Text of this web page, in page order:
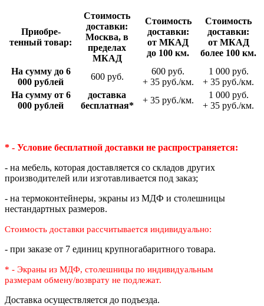
Приобре­
тенный товар:
Стои­мость
доставки:
Москва, в
пределах
МКАД
Стои­мость
доставки:
от МКАД
до 100 км.
Стои­мость
доставки:
от МКАД
более 100 км.
На сумму до 6
000 рублей
600 руб.
600 руб.
+ 35 руб./км.
1 000 руб.
+ 35 руб./км.
На сумму от 6
000 рублей
доставка
беспла­тная*
+ 35 руб./км.
1 000 руб.
+ 35 руб./км.
* - Условие бесплатной доставки не распространяется:
- на мебель, которая доставляется со складов других
производителей или изготавливается под заказ;
- на термоконтейнеры, экраны из МДФ и столешницы
нестандартных размеров.
Стоимость доставки рассчитывается индивидуально:
- при заказе от 7 единиц крупногабаритного товара.
* - Экраны из МДФ, столешницы по индивидуальным
размерам обмену/возврату не подлежат.
Доставка осуществляется до подъезда.